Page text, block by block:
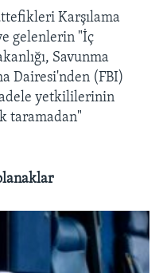
Karşılama
gelenlerin "İç
Savunma
Dairesi'nden (FBI)
yetkililerinin
taramadan"